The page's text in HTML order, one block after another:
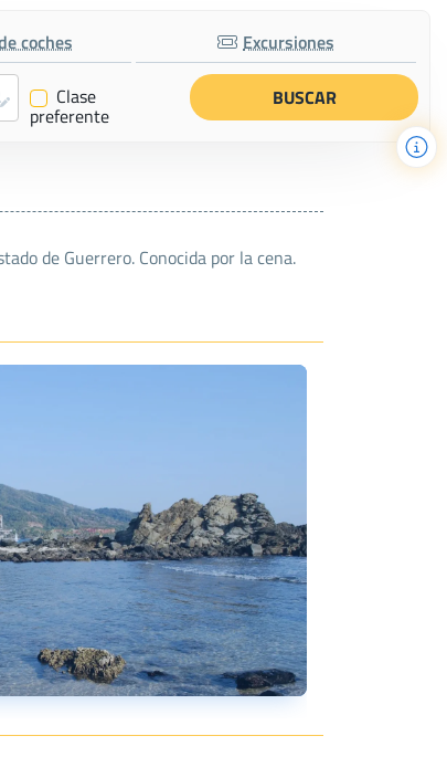
coches Excursiones
✔ Clase
preferente
de Guerrero. Conocida por la cena.